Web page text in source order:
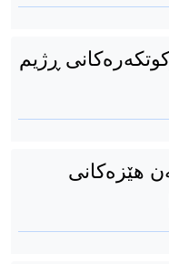
ڕژیم
هێزەکانی